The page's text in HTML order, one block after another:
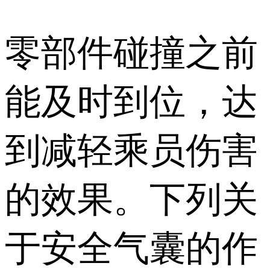
零部件碰撞之前
能及时到位，达
到减轻乘员伤害
的效果。下列关
于安全气囊的作